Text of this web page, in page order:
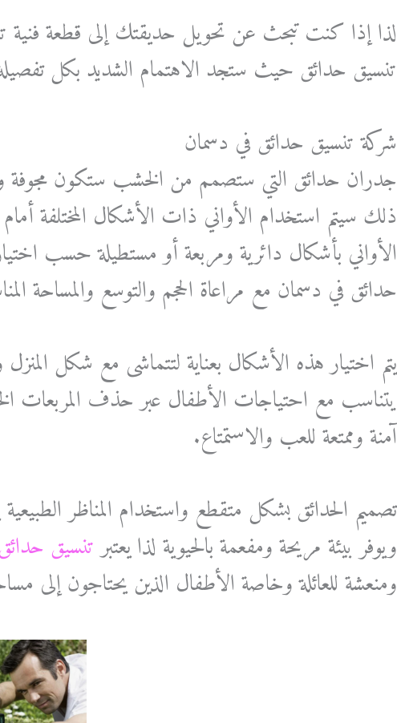
لذا إذا كنت تبحث عن تحويل حديقتك إلى قطعة فنية
تنسيق حدائق حيث ستجد الاهتمام الشديد بكل تفصيلة
شركة تنسيق حدائق في دسمان
جدران حدائق التي ستصمم من الخشب ستكون مجوفة
ذلك سيتم استخدام الأواني ذات الأشكال المختلفة
الأواني بأشكال دائرية ومربعة أو مستطيلة حسب
حدائق في دسمان مع مراعاة الحجم والتوسع والمساحة
يتم اختيار هذه الأشكال بعناية لتتماشى مع شكل
يتناسب مع احتياجات الأطفال عبر حذف المربعات
آمنة وممتعة للعب والاستمتاع.
تصميم الحدائق بشكل متقطع واستخدام المناظر
ويوفر بيئة مريحة ومفعمة بالحيوية لذا يعتبرتنسيق
ومنعشة للعائلة وخاصة الأطفال الذين يحتاجون إلى